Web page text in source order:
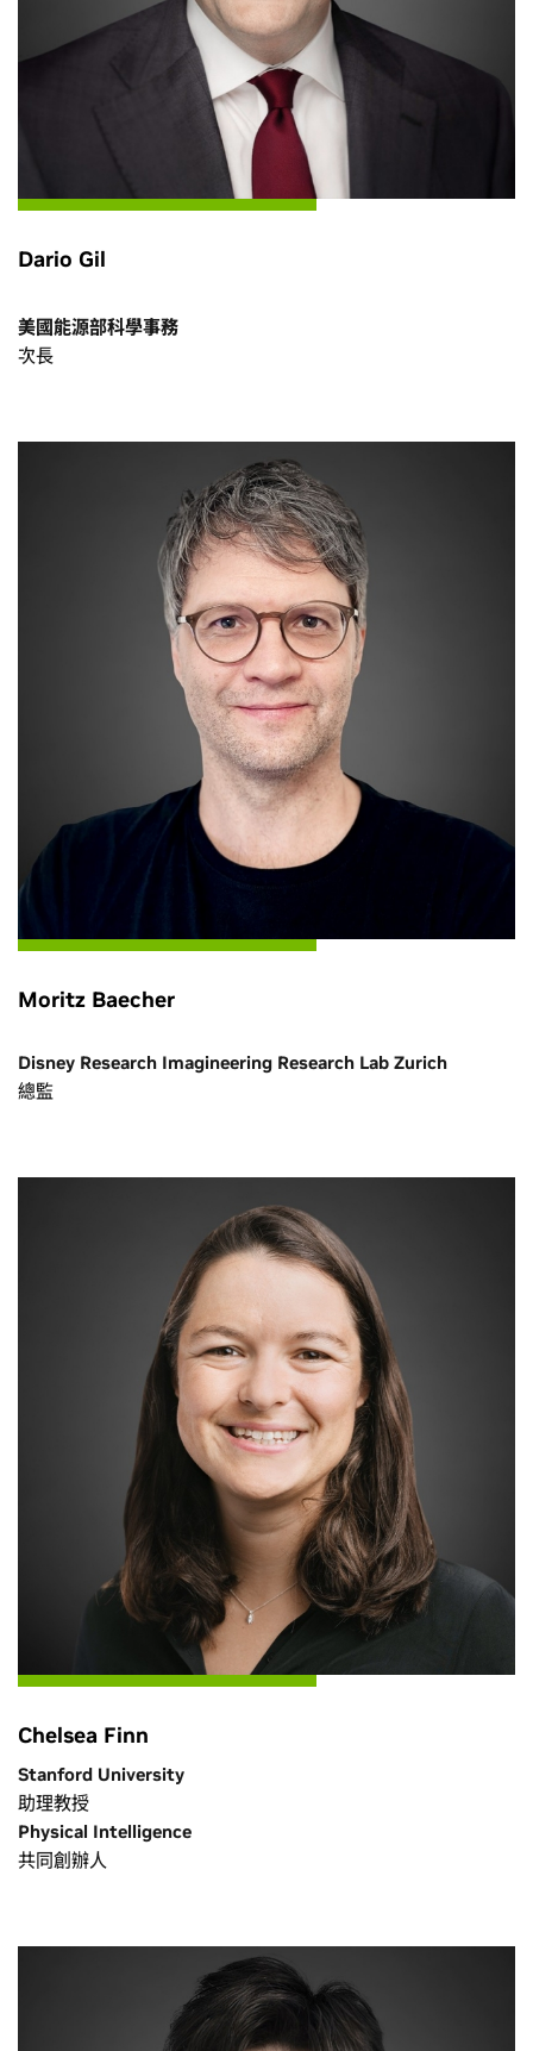
Dario Gil
美國能源部科學事務
次長
Moritz Baecher
Disney Research Imagineering Research Lab Zurich
總監
Chelsea Finn
Stanford University
助理教授
Physical Intelligence
共同創辦人